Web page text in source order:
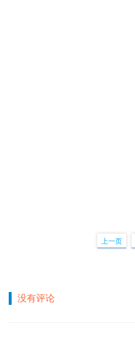
上一页
没有评论